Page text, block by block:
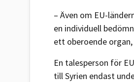
– Även om EU-
en individuell
ett oberoende
En talesperson för
till Syrien endast